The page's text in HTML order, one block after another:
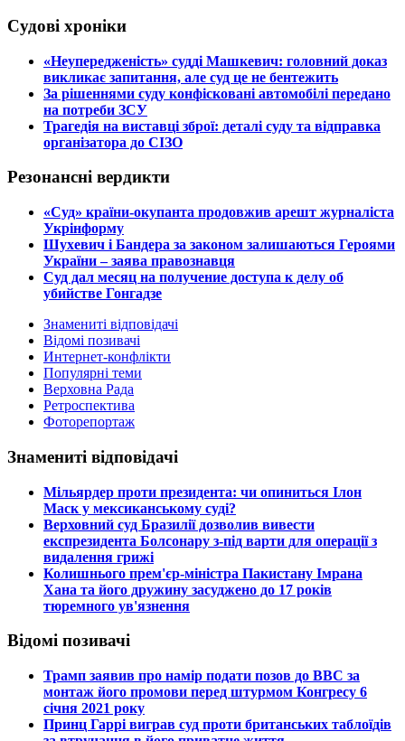
Судові хроніки
​«Неупередженість» судді Машкевич: головний доказ
викликає запитання, але суд це не бентежить
​За рішеннями суду конфісковані автомобілі передано
на потреби ЗСУ
​Трагедія на виставці зброї: деталі суду та відправка
організатора до СІЗО
Резонансні вердикти
​«Суд» країни-окупанта продовжив арешт журналіста
Укрінформу
Шухевич і Бандера за законом залишаються Героями
України – заява правознавця
Суд дал месяц на получение доступа к делу об
убийстве Гонгадзе
Знамениті відповідачі
Відомі позивачі
Интернет-конфлікти
Популярні теми
Верховна Рада
Ретроспектива
Фоторепортаж
Знамениті відповідачі
​Мільярдер проти президента: чи опиниться Ілон
Маск у мексиканському суді?
​Верховний суд Бразилії дозволив вивести
експрезидента Болсонару з-під варти для операції з
видалення грижі
​Колишнього прем'єр-міністра Пакистану Імрана
Хана та його дружину засуджено до 17 років
тюремного ув'язнення
Відомі позивачі
​Трамп заявив про намір подати позов до ВВС за
монтаж його промови перед штурмом Конгресу 6
січня 2021 року
​Принц Гаррі виграв суд проти британських таблоїдів